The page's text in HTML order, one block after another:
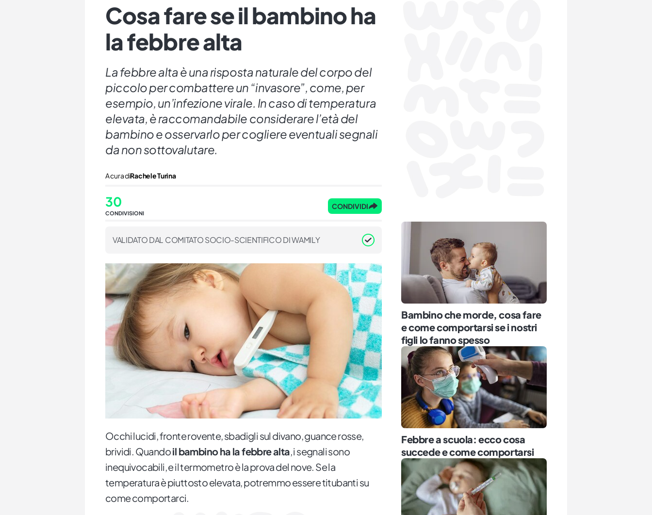
Cosa fare se il bambino ha
la febbre alta
La febbre alta è una risposta naturale del corpo del
piccolo per combattere un “invasore”, come, per
esempio, un’infezione virale. In caso di temperatura
elevata, è raccomandabile considerare l’età del
bambino e osservarlo per cogliere eventuali segnali
da non sottovalutare.
A cura diRachele Turina
30
CONDIVISIONI
CONDIVIDI
VALIDATO DAL COMITATO SOCIO-SCIENTIFICO DI WAMILY
Occhi lucidi, fronte rovente, sbadigli sul divano, guance rosse,
brividi. Quandoil bambino ha la febbre alta, i segnali sono
inequivocabili, e il termometro è la prova del nove. Se la
temperatura è piuttosto elevata, potremmo essere titubanti su
come comportarci.
Bambino che morde, cosa fare
e come comportarsi se i nostri
figli lo fanno spesso
Febbre a scuola: ecco cosa
succede e come comportarsi